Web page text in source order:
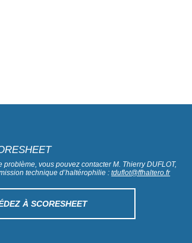
problème, vous pouvez contacter M. Thierry DUFLOT,
technique d’haltérophilie :tduflot@ffhaltero.fr
À SCORESHEET